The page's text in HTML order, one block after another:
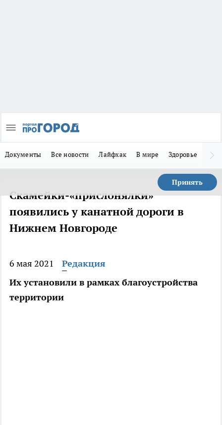
Документы Все новости Лайфхак В мире Здоровье
Принять
Скамейки-«прислонялки»
появились у канатной дороги в
Нижнем Новгороде
6 мая 2021
Редакция
Их установили в рамках благоустройства
территории